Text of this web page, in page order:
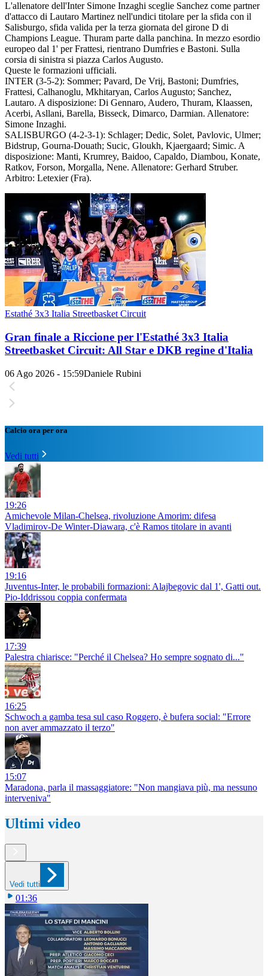
L'allenatore dell'Inter Simone Inzaghi sceglie Sanchez come partner
d'attacco di Lautaro Martinez nell'undici titolare per la sfida con il
Salisburgo, sfida valida per la terza giornata del girone D di
Champions League. Thuram parte dalla panchina. In mezzo esordio
europeo dal 1' per Frattesi, rientrano Dumfries e Bastoni. Sulla
corsia di sinistra si piazza Carlos Augusto.
Queste le formazioni ufficiali.
INTER (3-5-2): Sommer; Pavard, De Vrij, Bastoni; Dumfries,
Frattesi, Calhanoglu, Mkhitaryan, Carlos Augusto; Sanchez,
Lautaro. A disposizione: Di Gennaro, Audero, Thuram, Klaassen,
Acerbi, Asllani, Barella, Bisseck, Dimarco, Darmian. Allenatore:
Simone Inzaghi.
SALISBURGO (4-2-3-1): Schlager; Dedic, Solet, Pavlovic, Ulmer;
Bidstrup, Gourna-Douath; Sucic, Gloukh, Kjaergaard; Simic. A
disposizione: Manti, Krumrey, Baidoo, Capaldo, Diambou, Konate,
Ratkov, Forson, Morgalla, Nene. Allenatore: Gerhard Struber.
Arbitro: Letexier (Fra).
Estathé 3x3 Italia Streetbasket Circuit
Gran finale a Riccione per l'Estathé 3x3 Italia
Streetbasket Circuit: All Star e DKB regine d'Italia
06 Ago 2026 - 15:59Daniele Rubini
Calcio ora per ora
Vedi tutti
19:26
Amichevole Milan-Chelsea, rivoluzione Amorim: difesa
Vladimirov-De Winter-Diawara, c'è Ramos titolare in avanti
19:16
Juventus-Inter, le probabili formazioni: Alajbegovic dal 1', Gatti out.
Pio-Iddrissou coppia confermata
17:39
Palestra chiarisce: "Perché il Chelsea? Ho sempre sognato di..."
16:25
Schwoch a gamba tesa sul caso Roggero, è bufera social: "Errore
non aver ammazzato il terzo"
15:07
Maradona, parla il massaggiatore: "Non mangiava più, ma nessuno
interveniva"
Ultimi video
Vedi tutti
01:36